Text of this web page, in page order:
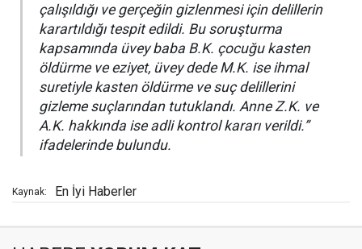
çalışıldığı ve gerçeğin gizlenmesi için delillerin
karartıldığı tespit edildi. Bu soruşturma
kapsamında üvey baba B.K. çocuğu kasten
öldürme ve eziyet, üvey dede M.K. ise ihmal
suretiyle kasten öldürme ve suç delillerini
gizleme suçlarından tutuklandı. Anne Z.K. ve
A.K. hakkında ise adli kontrol kararı verildi.”
ifadelerinde bulundu.
Kaynak: En İyi Haberler